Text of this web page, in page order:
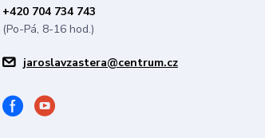
+420 704 734 743
(Po-Pá, 8-16 hod.)
jaroslavzastera@centrum.cz